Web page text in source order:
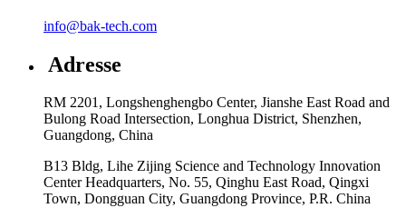
info@bak-tech.com
Adresse
RM 2201, Longshenghengbo Center, Jianshe East Road and
Bulong Road Intersection, Longhua District, Shenzhen,
Guangdong, China
B13 Bldg, Lihe Zijing Science and Technology Innovation
Center Headquarters, No. 55, Qinghu East Road, Qingxi
Town, Dongguan City, Guangdong Province, P.R. China